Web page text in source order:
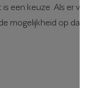
een keuze. Als er
mogelijkheid op dat